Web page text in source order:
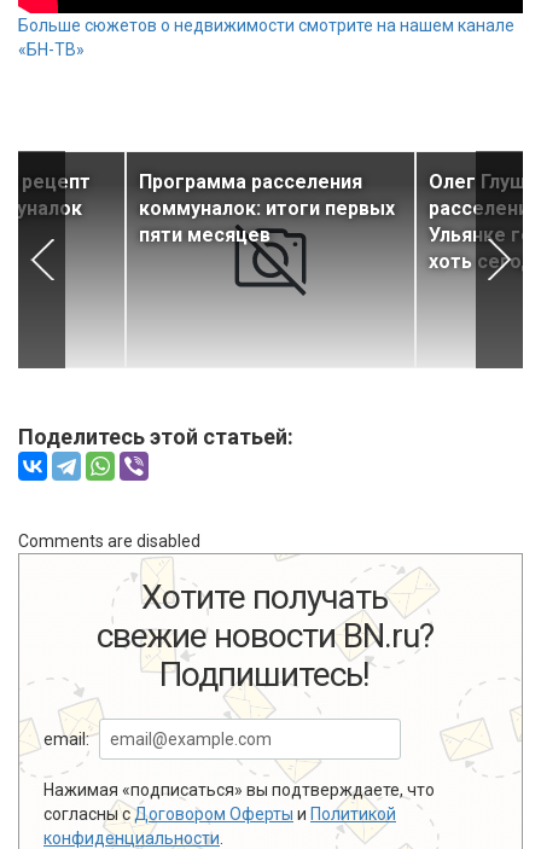
Больше сюжетов о недвижимости смотрите на нашем канале
«БН-ТВ»
рецепт
Программа расселения
коммуналок: итоги первых
пяти месяцев
Олег
Ульянке
хоть
Поделитесь этой статьей:
Comments are disabled
Хотите получать
свежие новости BN.ru?
Подпишитесь!
email:
Нажимая «подписаться» вы подтверждаете, что
согласны сДоговором Оферты и Политикой
конфиденциальности